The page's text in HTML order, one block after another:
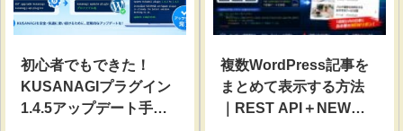
初心者でもできた！
KUSANAGIプラグイン
1.4.5アップデート手順
複数WordPress記事を
まとめて表示する方法
｜REST API＋NEWリ